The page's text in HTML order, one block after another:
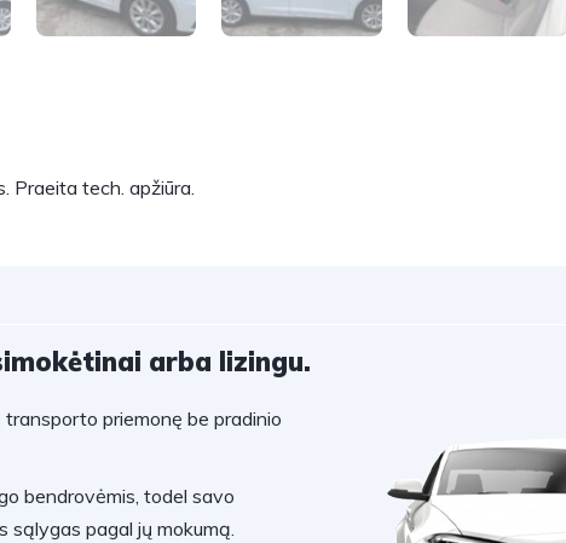
Praeita tech. apžiūra.
arba lizingu.
priemonę be pradinio
bendrovėmis, todel savo
sąlygas pagal jų mokumą.